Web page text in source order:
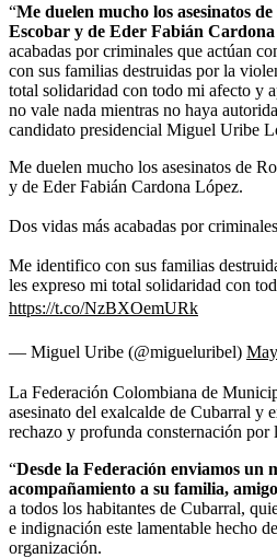
“Me duelen mucho los asesinatos
Escobar y de Eder Fabián
acabadas por criminales que actúan
con sus familias destruidas por la
total solidaridad con todo mi afecto y
no vale nada mientras no haya
candidato presidencial Miguel Uribe
Me duelen mucho los asesinatos de
y de Eder Fabián Cardona López.
Dos vidas más acabadas por
Me identifico con sus familias
les expreso mi total solidaridad con
https://t.co/NzBXOemURk
— Miguel Uribe (@migueluribel)
La Federación Colombiana de
asesinato del exalcalde de Cubarral y
rechazo y profunda consternación
“Desde la Federación enviamos un
acompañamiento a su familia,
a todos los habitantes de Cubarral,
e indignación este lamentable hecho
organización.